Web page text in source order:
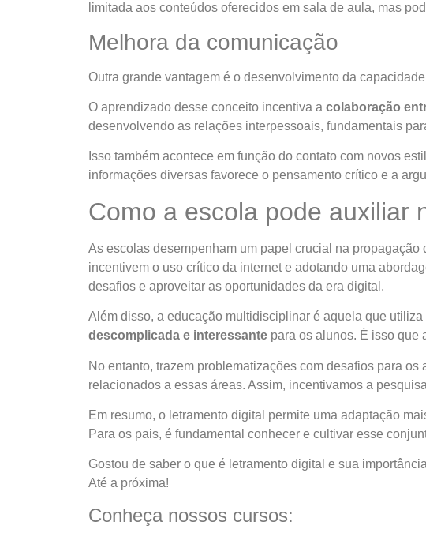
limitada aos conteúdos oferecidos em sala de aula, mas
Melhora da comunicação
Outra grande vantagem é o desenvolvimento da
O aprendizado desse conceito incentiva a colaboração
desenvolvendo as relações interpessoais, fundamentais
Isso também acontece em função do contato com novos
informações diversas favorece o pensamento crítico e a
Como a escola pode auxiliar
As escolas desempenham um papel crucial na propagação
incentivem o uso crítico da internet e adotando uma
desafios e aproveitar as oportunidades da era digital.
Além disso, a educação multidisciplinar é aquela que
descomplicada e interessante para os alunos. É isso que
No entanto, trazem problematizações com desafios para
relacionados a essas áreas. Assim, incentivamos a
Em resumo, o letramento digital permite uma adaptação
Para os pais, é fundamental conhecer e cultivar esse
Gostou de saber o que é letramento digital e sua
Até a próxima!
Conheça nossos cursos: